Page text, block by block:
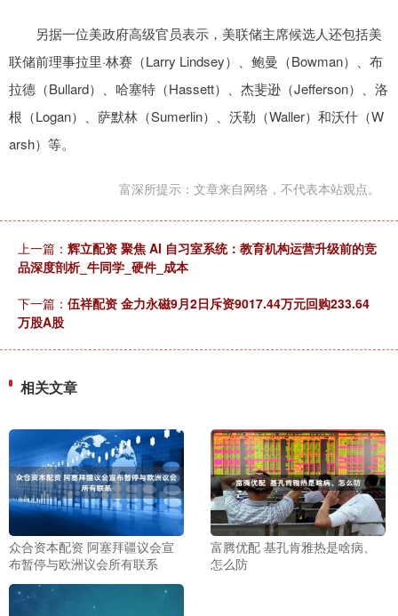
另据一位美政府高级官员表示，美联储主席候选人还包括美
联储前理事拉里·林赛（Larry Lindsey）、鲍曼（Bowman）、布
拉德（Bullard）、哈塞特（Hassett）、杰斐逊（Jefferson）、洛
根（Logan）、萨默林（Sumerlin）、沃勒（Waller）和沃什（W
arsh）等。
富深所提示：文章来自网络，不代表本站观点。
上一篇： 辉立配资 聚焦 AI 自习室系统：教育机构运营升级前的竞
品深度剖析_牛同学_硬件_成本
下一篇： 伍祥配资 金力永磁9月2日斥资9017.44万元回购233.64
万股A股
相关文章
众合资本配资 阿塞拜疆议会宣
布暂停与欧洲议会所有联系
富腾优配 基孔肯雅热是啥病、
怎么防